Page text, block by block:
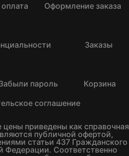
Оформление заказа
Заказы
пароль
Корзина
соглашение
цены приведены как справочная
публичной офертой,
статьи 437 Гражданского
Федерации. Соответственно